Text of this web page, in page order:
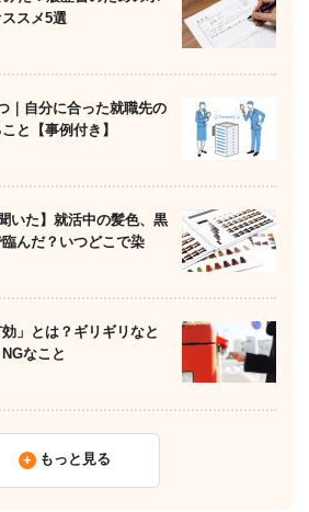
スメ5選
｜自分に合った就職先の
と【事例付き】
いた】就活中の髪色、黒
んだ？いつどこで染
効」とは？ギリギリなと
なこと
もっと見る